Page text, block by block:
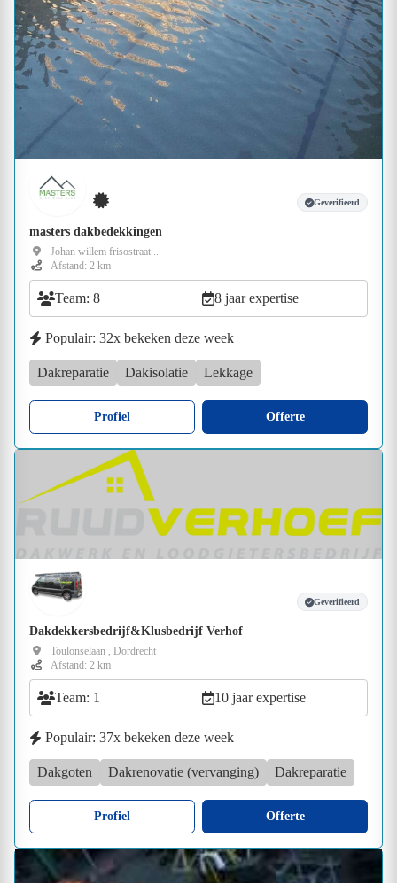
Geverifieerd
masters dakbedekkingen
Johan willem frisostraat ...
Afstand: 2 km
Team: 8 8 jaar expertise
Populair: 32x bekeken deze week
Dakreparatie Dakisolatie Lekkage
Profiel Offerte
Geverifieerd
Dakdekkersbedrijf&Klusbedrijf Verhof
Toulonselaan , Dordrecht
Afstand: 2 km
Team: 1 10 jaar expertise
Populair: 37x bekeken deze week
Dakgoten Dakrenovatie (vervanging) Dakreparatie
Profiel Offerte